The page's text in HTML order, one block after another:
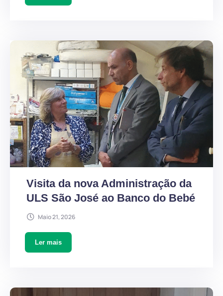
Visita da nova Administração da
ULS São José ao Banco do Bebé
Maio 21, 2026
Ler mais